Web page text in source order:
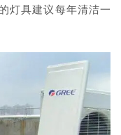
灯具建议每年清洁一